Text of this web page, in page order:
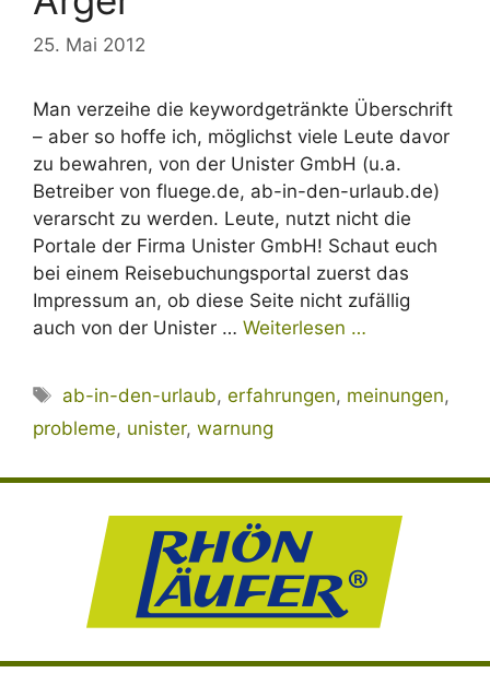
25. Mai 2012
Man verzeihe die keywordgetränkte Überschrift
– aber so hoffe ich, möglichst viele Leute davor
zu bewahren, von der Unister GmbH (u.a.
Betreiber von fluege.de, ab-in-den-urlaub.de)
verarscht zu werden. Leute, nutzt nicht die
Portale der Firma Unister GmbH! Schaut euch
bei einem Reisebuchungsportal zuerst das
Impressum an, ob diese Seite nicht zufällig
auch von der Unister … Weiterlesen …
Schlagwörter
ab-in-den-urlaub,erfahrungen, meinungen,
probleme, unister, warnung